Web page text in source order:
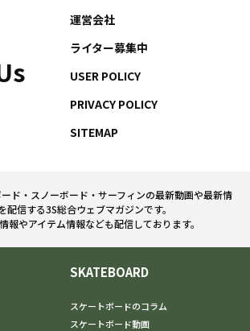
運営会社
ライター募集中
USER POLICY
PRIVACY POLICY
SITEMAP
ド・スノーボード・サーフィンの最新動画や最新情
信する3S総合ウェブマガジンです。
報やアイテム情報なども配信しております。
SKATEBOARD
スケートボードのコラム
スケートボード動画